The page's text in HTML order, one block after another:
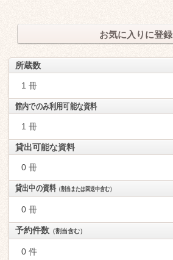
お気に入りに登録
所蔵数
1 冊
館内でのみ利用可能な資料
1 冊
貸出可能な資料
0 冊
貸出中の資料（割当または回送中含む）
0 冊
予約件数 （割当含む）
0 件